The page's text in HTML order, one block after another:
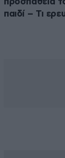
προσπάθεια
παιδί – Τι